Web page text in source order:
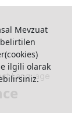
Language
Mevzuat
belirtilen
ilgili olarak